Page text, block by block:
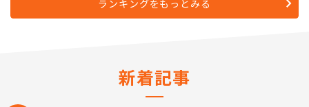
ランキングをもっとみる
新着記事